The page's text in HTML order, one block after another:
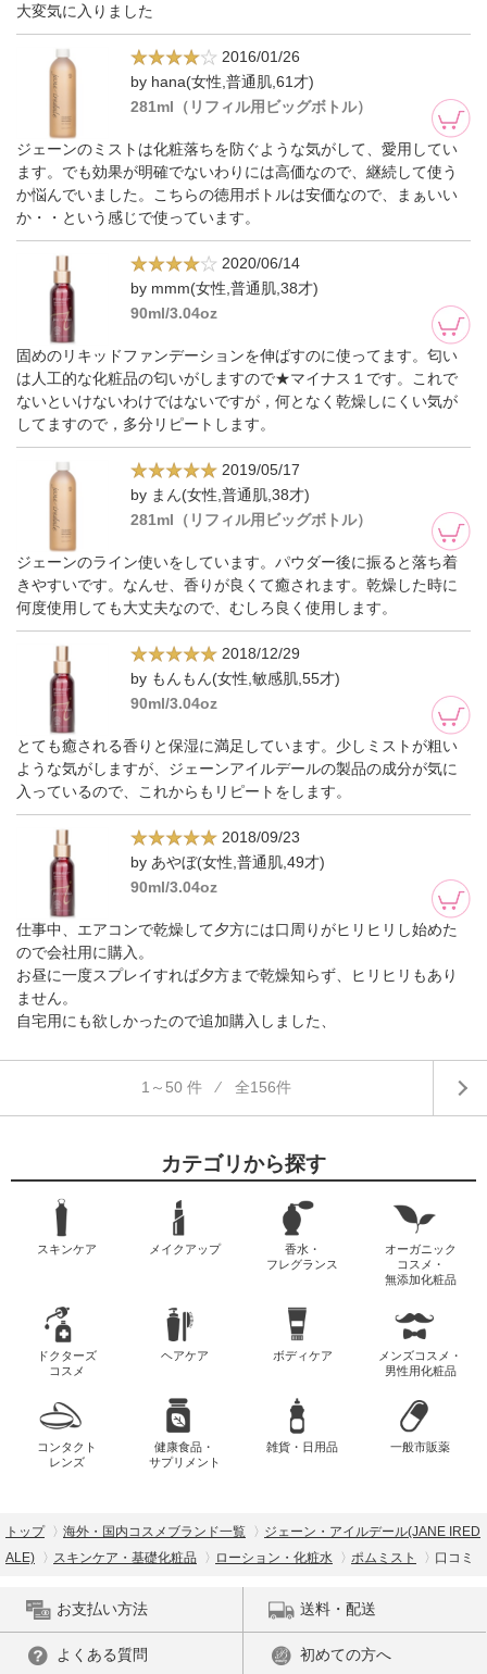
大変気に入りました
2016/01/26
by hana(女性,普通肌,61才)
281ml（リフィル用ビッグボトル）
ジェーンのミストは化粧落ちを防ぐような気がして、愛用してい
ます。でも効果が明確でないわりには高価なので、継続して使う
か悩んでいました。こちらの徳用ボトルは安価なので、まぁいい
か・・という感じで使っています。
2020/06/14
by mmm(女性,普通肌,38才)
90ml/3.04oz
固めのリキッドファンデーションを伸ばすのに使ってます。匂い
は人工的な化粧品の匂いがしますので★マイナス１です。これで
ないといけないわけではないですが，何となく乾燥しにくい気が
してますので，多分リピートします。
2019/05/17
by まん(女性,普通肌,38才)
281ml（リフィル用ビッグボトル）
ジェーンのライン使いをしています。パウダー後に振ると落ち着
きやすいです。なんせ、香りが良くて癒されます。乾燥した時に
何度使用しても大丈夫なので、むしろ良く使用します。
2018/12/29
by もんもん(女性,敏感肌,55才)
90ml/3.04oz
とても癒される香りと保湿に満足しています。少しミストが粗い
ような気がしますが、ジェーンアイルデールの製品の成分が気に
入っているので、これからもリピートをします。
2018/09/23
by あやぼ(女性,普通肌,49才)
90ml/3.04oz
仕事中、エアコンで乾燥して夕方には口周りがヒリヒリし始めた
ので会社用に購入。
お昼に一度スプレイすれば夕方まで乾燥知らず、ヒリヒリもあり
ません。
自宅用にも欲しかったので追加購入しました、
1～50 件 ⁄ 全156件
カテゴリから探す
スキンケア メイクアップ
香水・
フレグランス
オーガニック
コスメ・
無添加化粧品
ドクターズ
コスメ
ヘアケア ボディケア
メンズコスメ・
男性用化粧品
コンタクト
レンズ
健康食品・
サプリメント
雑貨・日用品 一般市販薬
トップ 海外・国内コスメブランド一覧
ジェーン・アイルデール(JANE IRED
ALE)
スキンケア・基礎化粧品 ローション・化粧水 ポムミスト 口コミ
お支払い方法 送料・配送
よくある質問 初めての方へ